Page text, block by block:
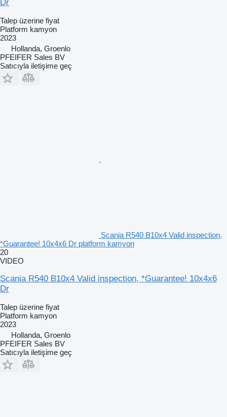
Dr
Talep üzerine fiyat
Platform kamyon
2023
Hollanda, Groenlo
PFEIFER Sales BV
Satıcıyla iletişime geç
Scania R540 B10x4 Valid inspection,
*Guarantee! 10x4x6 Dr platform kamyon
20
VIDEO
Scania R540 B10x4 Valid inspection, *Guarantee! 10x4x6
Dr
Talep üzerine fiyat
Platform kamyon
2023
Hollanda, Groenlo
PFEIFER Sales BV
Satıcıyla iletişime geç